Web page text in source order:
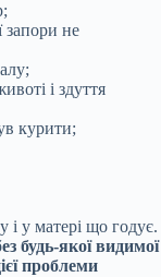
запори не
і здуття
курити;
і у матері що годує.
будь-якої видимої
проблеми